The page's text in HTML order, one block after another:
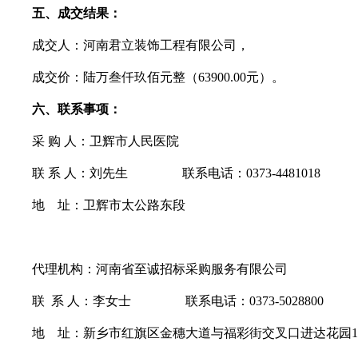
五、成交结果：
成交人：河南君立装饰工程有限公司，
成交价：陆万叁仟玖佰元整 （63900.00元） 。
六、联系事项：
采 购 人：卫辉市人民医院
联 系 人：刘先生 联系电话： 0373-4481018
地 址：卫辉市太公路东段
代理机构：河南省至诚招标采购服务有限公司
联 系 人：李女士 联系电话： 0373-5028800
地 址： 新乡市红旗区金穗大道与福彩街交叉口进达花园